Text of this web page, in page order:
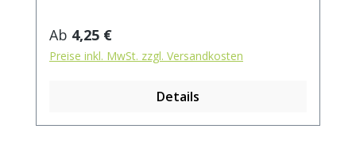
Regulärer Preis:
Ab 4,25 €
Preise inkl. MwSt. zzgl. Versandkosten
Details